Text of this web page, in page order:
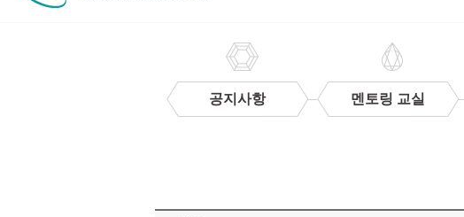
공지사항 멘토링 교실